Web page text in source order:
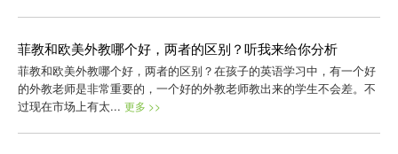
菲教和欧美外教哪个好，两者的区别？听我来给你分析
菲教和欧美外教哪个好，两者的区别？在孩子的英语学习中，有一个好
的外教老师是非常重要的，一个好的外教老师教出来的学生不会差。不
过现在市场上有太... 更多 >>